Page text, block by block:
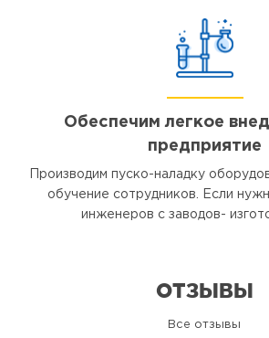
Обеспечим легкое
предприятие
Производим пуско-наладку
обучение сотрудников. Если
инженеров с заводов-
ОТЗЫВЫ
Все отзывы